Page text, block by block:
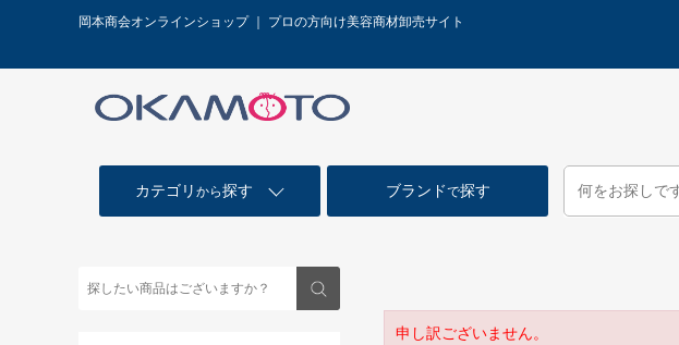
岡本商会オンラインショップ ｜ プロの方向け美容商材卸売サイト
カテゴリ から探す ブランドで探す
申し訳ございません。